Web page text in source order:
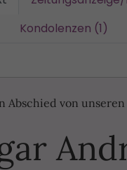
Kondolenzen (1)
Abschied von